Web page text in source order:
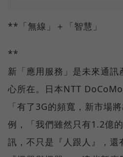
**「無線」＋「智慧」
**
新「應用服務」是未來通訊
心所在。日本NTT
「有了3G的頻寬，新市場
例，「我們雖然只有1.2億
訊，不只是『人跟人』，還